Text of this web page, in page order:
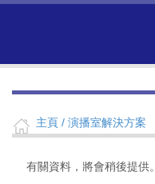
主頁 / 演播室解決方案
有關資料，將會稍後提供。